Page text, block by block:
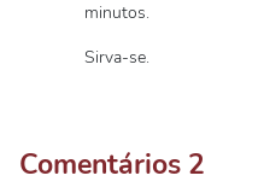
minutos.
Sirva-se.
Comentários 2